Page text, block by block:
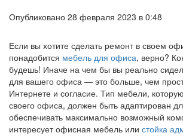
Опубликовано 28 февраля 2023 в 0:48
Если вы хотите сделать ремонт в своем
понадобится мебель для офиса, верно?
будешь! Иначе на чем бы вы реально
для вашего офиса — это больше, чем
Интернете и согласие. Тип мебели,
своего офиса, должен быть адаптирован
обеспечивать максимально возможный
интересует офисная мебель или стойка